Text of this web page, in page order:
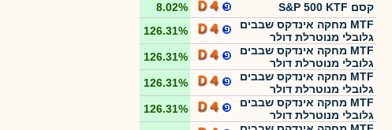
קסם S&P 500 KTF
8.02%
MTF מחקה אינדקס שבבים
גלובלי מנוטרלת דולר
126.31%
MTF מחקה אינדקס שבבים
גלובלי מנוטרלת דולר
126.31%
MTF מחקה אינדקס שבבים
גלובלי מנוטרלת דולר
126.31%
MTF מחקה אינדקס שבבים
גלובלי מנוטרלת דולר
126.31%